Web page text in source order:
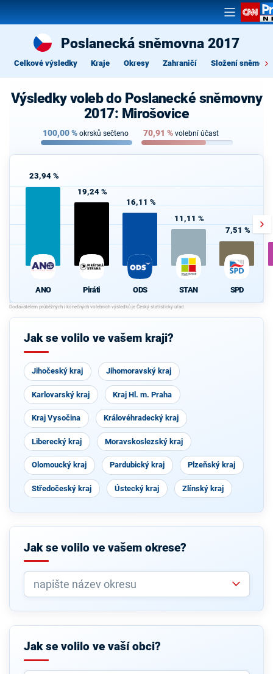
Poslanecká sněmovna 2017
Celkové výsledky Kraje Okresy Zahraničí Složení
Výsledky voleb do Poslanecké sněmovny
2017: Mirošovice
100,00% okrsků sečteno 70,91 % volební účast
23,94 %
ANO
19,24 %
Piráti
16,11 %
ODS
11,11 %
STAN
7,51 %
SPD
Jak se volilo ve vašem kraji?
Jihočeský kraj Jihomoravský kraj
Karlovarský kraj Kraj Hl. m. Praha
Kraj Vysočina Královéhradecký kraj
Liberecký kraj Moravskoslezský kraj
Olomoucký kraj Pardubický kraj Plzeňský kraj
Středočeský kraj Ústecký kraj Zlínský kraj
Jak se volilo ve vašem okrese?
Jak se volilo ve vaší obci?